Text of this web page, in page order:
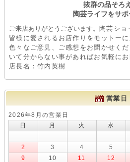
抜群の品そろ
陶芸ライフをサポ
ご来店ありがとうございます。 陶芸ショ
皆様に愛されるお店作りをモットー
色々なご意見、ご感想をお聞かせく
いて分からない事があればお気軽に
店長名：竹内英樹
営業日
2026年8月の営業日
日
月 火 水
2
3 4 5
9
10 11 12